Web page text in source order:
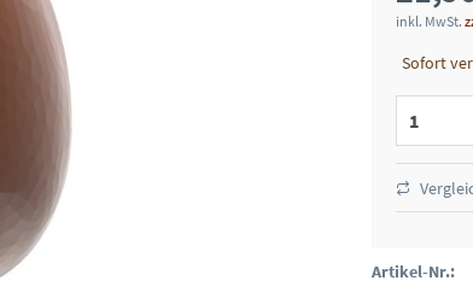
inkl. MwSt.
Sofort
Artikel-Nr.: